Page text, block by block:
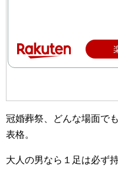
冠婚葬祭、どんな場面で
表格。
大人の男なら１足は必ず